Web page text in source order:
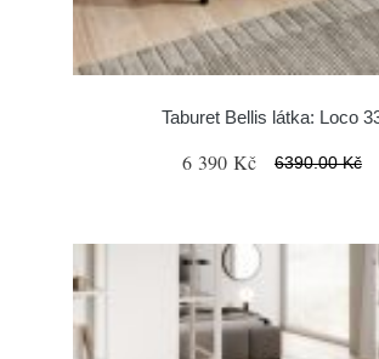
Taburet Bellis látka: Loco
6 390 Kč 6390.00 Kč